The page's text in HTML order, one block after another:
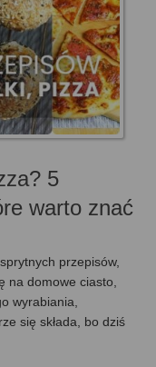
5
warto znać
przepisów,
na domowe ciasto,
wyrabiania,
się składa, bo dziś